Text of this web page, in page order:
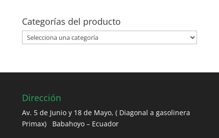
Categorías del producto
Dirección
Av. 5 de Junio y 18 de Mayo, ( Diagonal a gasolinera
Primax) Babahoyo – Ecuador